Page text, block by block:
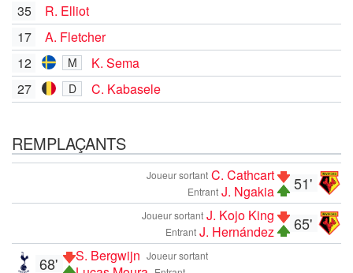
35
R. Elliot
17
A. Fletcher
12
M
K. Sema
27
D C. Kabasele
REMPLAÇANTS
51'
Joueur sortant C. Cathcart
Entrant J. Ngakia
65'
Joueur sortant J. Kojo King
Entrant J. Hernández
Joueur sortant
S. Bergwijn
68'